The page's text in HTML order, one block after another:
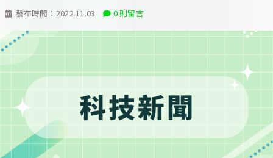
發布時間： 2022.11.03 0 則留言